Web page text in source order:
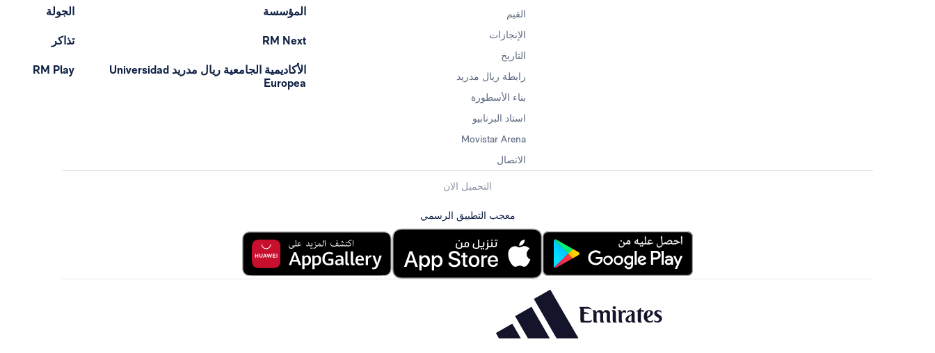
القيم
الإنجازات
التاريخ
رابطة ريال مدريد
بناء الأسطورة
استاد البرنابيو
Movistar Arena
الاتصال
المؤسسة
RM Next
الأكاديمية الجامعية ريال مدريد Universidad
Europea
الجولة
تذاكر
RM Play
التحميل الان
معجب التطبيق الرسمي